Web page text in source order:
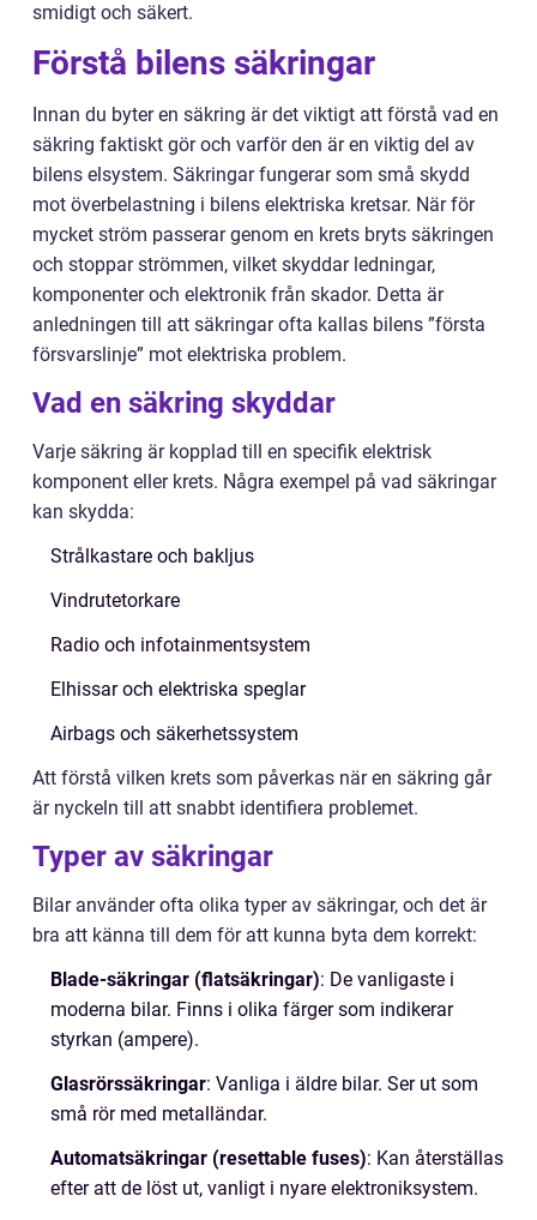
smidigt och säkert.
Förstå bilens säkringar
Innan du byter en säkring är det viktigt att förstå vad en
säkring faktiskt gör och varför den är en viktig del av
bilens elsystem. Säkringar fungerar som små skydd
mot överbelastning i bilens elektriska kretsar. När för
mycket ström passerar genom en krets bryts säkringen
och stoppar strömmen, vilket skyddar ledningar,
komponenter och elektronik från skador. Detta är
anledningen till att säkringar ofta kallas bilens ”första
försvarslinje” mot elektriska problem.
Vad en säkring skyddar
Varje säkring är kopplad till en specifik elektrisk
komponent eller krets. Några exempel på vad säkringar
kan skydda:
Strålkastare och bakljus
Vindrutetorkare
Radio och infotainmentsystem
Elhissar och elektriska speglar
Airbags och säkerhetssystem
Att förstå vilken krets som påverkas när en säkring går
är nyckeln till att snabbt identifiera problemet.
Typer av säkringar
Bilar använder ofta olika typer av säkringar, och det är
bra att känna till dem för att kunna byta dem korrekt:
Blade-säkringar (flatsäkringar): De vanligaste i
moderna bilar. Finns i olika färger som indikerar
styrkan (ampere).
Glasrörssäkringar: Vanliga i äldre bilar. Ser ut som
små rör med metalländar.
Automatsäkringar (resettable fuses): Kan återställas
efter att de löst ut, vanligt i nyare elektroniksystem.